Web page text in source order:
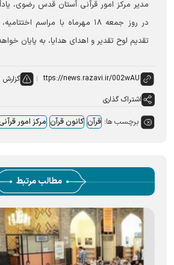
مدیر مرکز امور قرآنی آستان قدس رضوی،
در روز جمعه ۱۸ مهرماه با مراسم
تقدیم لوح تقدیر و اهدای هدایا، به پایان
اشتراک گذاری
برچسب ها: قرآن کانون قرآن مرکز امور
مطالب مرتبط